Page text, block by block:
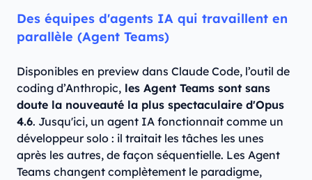
Des équipes d'agents IA qui travaillent en
parallèle (Agent Teams)
Disponibles en preview dans Claude Code, l’outil de
coding d’Anthropic, les Agent Teams sont sans
doute la nouveauté la plus spectaculaire d'Opus
4.6. Jusqu'ici, un agent IA fonctionnait comme un
développeur solo : il traitait les tâches les unes
après les autres, de façon séquentielle. Les Agent
Teams changent complètement le paradigme,